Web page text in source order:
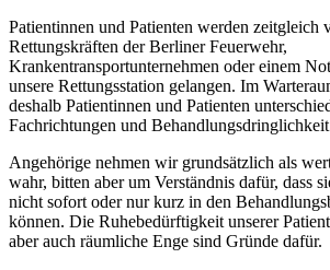
Patientinnen und Patienten werden zeitgleich
Rettungskräften der Berliner Feuerwehr,
Krankentransportunternehmen oder einem
unsere Rettungsstation gelangen. Im
deshalb Patientinnen und Patienten
Fachrichtungen und
Angehörige nehmen wir grundsätzlich als
wahr, bitten aber um Verständnis dafür, dass
nicht sofort oder nur kurz in den
können. Die Ruhebedürftigkeit unserer
aber auch räumliche Enge sind Gründe dafür.